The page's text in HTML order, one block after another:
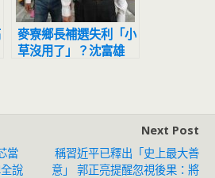
麥寮鄉長補選失利「小
草沒用了」？沈富雄
當
說
Next Post
稱習近平已釋出「史上最大善
意」 郭正亮提醒忽視後果：將